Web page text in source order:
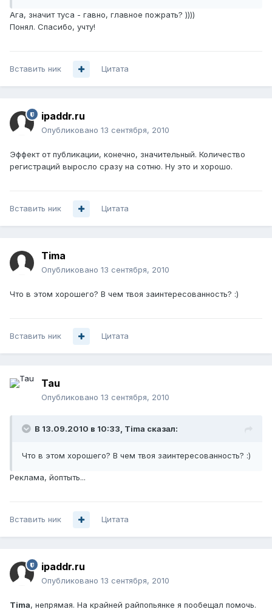
Ага, значит туса - гавно, главное пожрать? ))))
Понял. Спасибо, учту!
Вставить ник Цитата
ipaddr.ru
Опубликовано 13 сентября, 2010
Эффект от публикации, конечно, значительный. Количество
регистраций выросло сразу на сотню. Ну это и хорошо.
Вставить ник Цитата
Tima
Опубликовано 13 сентября, 2010
Что в этом хорошего? В чем твоя заинтересованность? :)
Вставить ник Цитата
Tau
Опубликовано 13 сентября, 2010
В 13.09.2010 в 10:33, Tima сказал:
Что в этом хорошего? В чем твоя заинтересованность? :)
Реклама, йоптыть...
Вставить ник Цитата
ipaddr.ru
Опубликовано 13 сентября, 2010
Tima, непрямая. На крайней райпопьянке я пообещал помочь.